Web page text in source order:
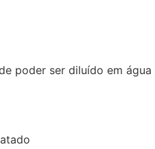
poder ser diluído em água